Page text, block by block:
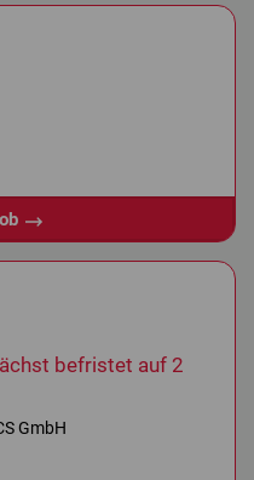
befristet auf 2
GmbH